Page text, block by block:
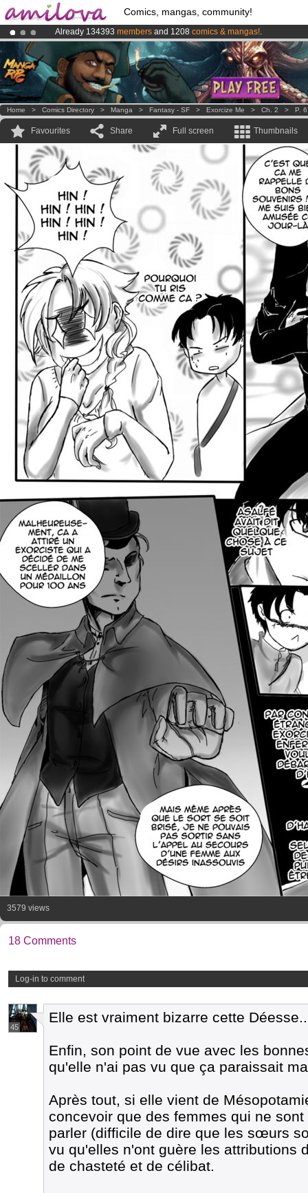
Comics, mangas, community!
Already 134393 members and 1208 comics & mangas!.
Premium membership from3.95 eurosper month !Get membership
AmilovaKickstarter is now LIVE!.
Home > Comics Directory > Manga > Fantasy - SF > Exorcize Me > Ch. 2 > P. 6
Favourites Share Full screen Thumbnails
3579 views
18 Comments
Log-in to comment
45
Elle est vraiment bizarre cette
Enfin, son point de vue avec les
qu'elle n'ai pas vu que ça paraissait
Après tout, si elle vient de
concevoir que des femmes qui ne
parler (difficile de dire que les sœurs
vu qu'elles n'ont guère les attributions
de chasteté et de célibat.